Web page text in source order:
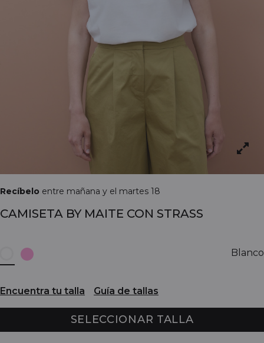
Recíbelo entre mañana y el martes 18
CAMISETA BY MAITE CON STRASS
Blanco
Encuentra tu talla Guía de tallas
SELECCIONAR TALLA